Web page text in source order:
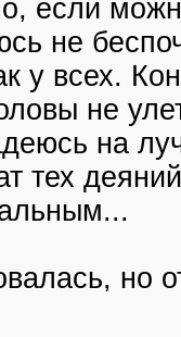
если
не
у всех.
не
на
тех
но